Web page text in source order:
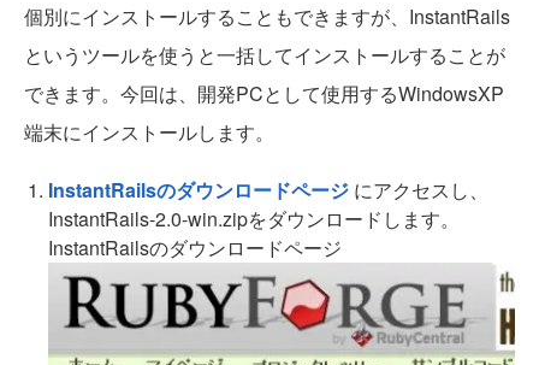
個別にインストールすることもできますが、InstantRails
というツールを使うと一括してインストールすることが
できます。今回は、開発PCとして使用するWindowsXP
端末にインストールします。
InstantRailsのダウンロードページ にアクセスし、
InstantRails-2.0-win.zipをダウンロードします。
InstantRailsのダウンロードページ